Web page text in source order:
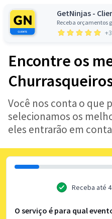
GetNinjas -
Receba orçamentos
Encontre os
Você nos conta o que
selecionamos os
eles entrarão em
Receba até
O serviço é para qual